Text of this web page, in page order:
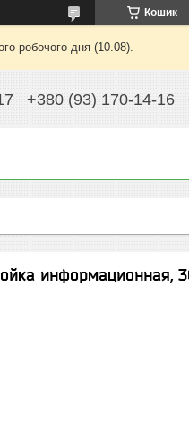
Кошик
робочого дня (10.08).
+380 (93) 170-14-16
информационная,